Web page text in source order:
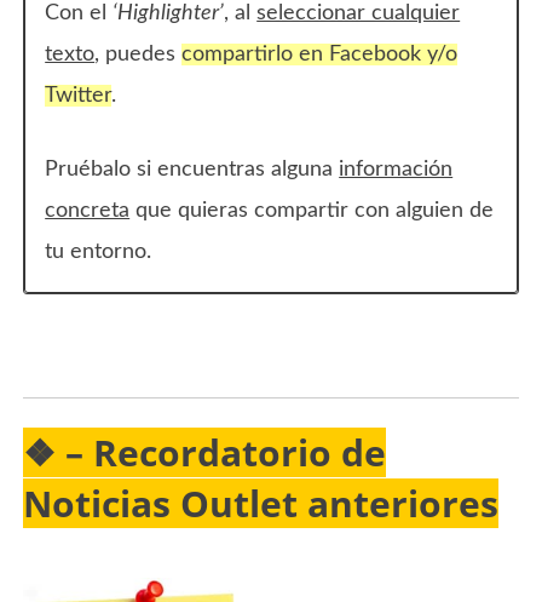
Con el ‘Highlighter’, alseleccionar cualquier
texto, puedescompartirlo en Facebook y/o
Twitter.
Pruébalo si encuentras alguna información
concreta que quieras compartir con alguien de
tu entorno.
❖ – Recordatorio de
Noticias Outlet anteriores